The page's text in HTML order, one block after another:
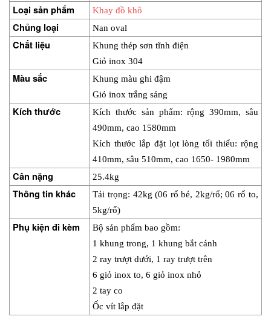
Loại sản phẩm Khay đồ khô
Chủng loại Nan oval
Chất liệu
Khung thép sơn tĩnh điện
Giỏ inox 304
Màu sắc
Khung màu ghi đậm
Giỏ inox trắng sáng
Kích thước
Kích thước sản phẩm: rộng 390mm, sâu
490mm, cao 1580mm
Kích thước lắp đặt lọt lòng tối thiểu: rộng
410mm, sâu 510mm, cao 1650- 1980mm
Cân nặng 25.4kg
Thông tin khác
Tải trọng: 42kg (06 rổ bé, 2kg/rổ; 06 rổ to,
5kg/rổ)
Phụ kiện đi kèm
Bộ sản phẩm bao gồm:
1 khung trong, 1 khung bắt cánh
2 ray trượt dưới, 1 ray trượt trên
6 giỏ inox to, 6 giỏ inox nhỏ
2 tay co
Ốc vít lắp đặt